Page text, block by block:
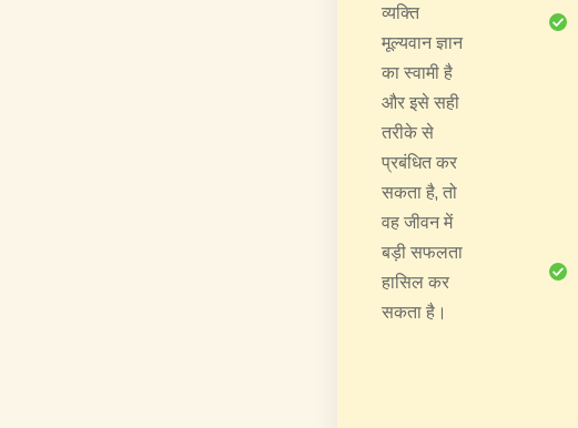
व्यक्ति
मूल्यवान ज्ञान
का स्वामी है
और इसे सही
तरीके से
प्रबंधित कर
सकता है, तो
वह जीवन में
बड़ी सफलता
हासिल कर
सकता है।